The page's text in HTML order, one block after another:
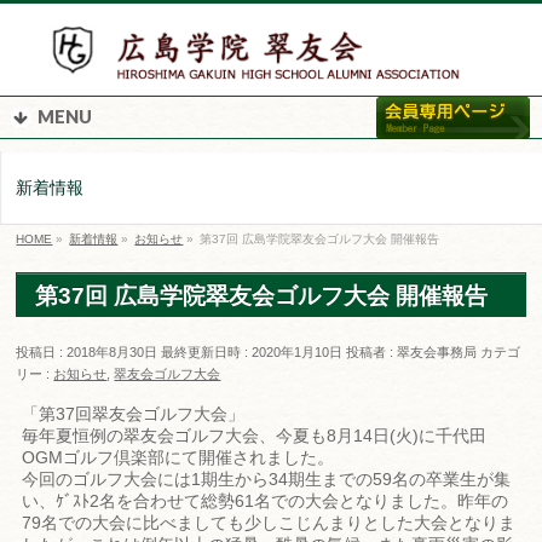
MENU
新着情報
HOME » 新着情報 » お知らせ » 第37回 広島学院翠友会ゴルフ大会 開催報告
第37回 広島学院翠友会ゴルフ大会 開催報告
投稿日 : 2018年8月30日 最終更新日時 : 2020年1月10日 投稿者 :翠友会事務局 カテゴ
リー : お知らせ ,翠友会ゴルフ大会
「第37回翠友会ゴルフ大会」
毎年夏恒例の翠友会ゴルフ大会、今夏も8月14日(火)に千代田
OGMゴルフ倶楽部にて開催されました。
今回のゴルフ大会には1期生から34期生までの59名の卒業生が集
い、ｹﾞｽﾄ2名を合わせて総勢61名での大会となりました。昨年の
79名での大会に比べましても少しこじんまりとした大会となりま